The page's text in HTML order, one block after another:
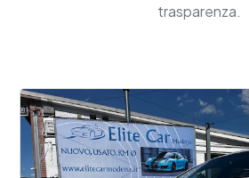
trasparenza.